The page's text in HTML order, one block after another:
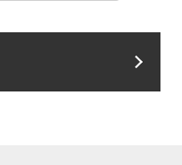
るために必要な 対策を